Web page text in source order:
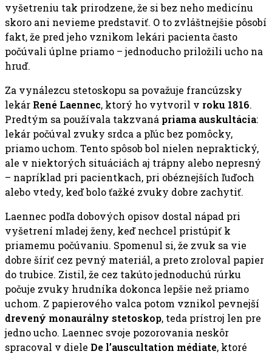
vyšetreniu tak prirodzene, že si bez neho medicínu
skoro ani nevieme predstaviť. O to zvláštnejšie pôsobí
fakt, že pred jeho vznikom lekári pacienta často
počúvali úplne priamo – jednoducho priložili ucho na
hruď.
Za vynálezcu stetoskopu sa považuje francúzsky
lekár René Laennec, ktorý ho vytvoril v roku 1816.
Predtým sa používala takzvaná priama auskultácia:
lekár počúval zvuky srdca a pľúc bez pomôcky,
priamo uchom. Tento spôsob bol nielen nepraktický,
ale v niektorých situáciách aj trápny alebo nepresný
– napríklad pri pacientkach, pri obéznejších ľuďoch
alebo vtedy, keď bolo ťažké zvuky dobre zachytiť.
Laennec podľa dobových opisov dostal nápad pri
vyšetrení mladej ženy, keď nechcel pristúpiť k
priamemu počúvaniu. Spomenul si, že zvuk sa vie
dobre šíriť cez pevný materiál, a preto zroloval papier
do trubice. Zistil, že cez takúto jednoduchú rúrku
počuje zvuky hrudníka dokonca lepšie než priamo
uchom. Z papierového valca potom vznikol pevnejší
drevený monaurálny stetoskop, teda prístroj len pre
jedno ucho. Laennec svoje pozorovania neskôr
spracoval v diele De l’auscultation médiate, ktoré